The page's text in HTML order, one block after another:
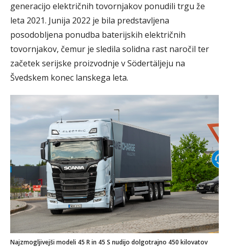
generacijo električnih tovornjakov ponudili trgu že
leta 2021. Junija 2022 je bila predstavljena
posodobljena ponudba baterijskih električnih
tovornjakov, čemur je sledila solidna rast naročil ter
začetek serijske proizvodnje v Södertäljeju na
Švedskem konec lanskega leta.
Najzmogljivejši modeli 45 R in 45 S nudijo dolgotrajno 450 kilovatov